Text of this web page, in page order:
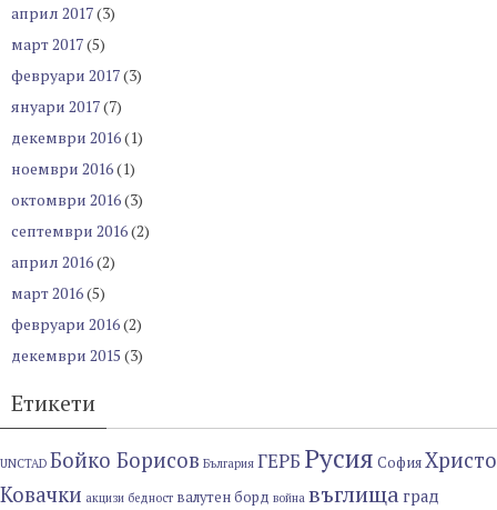
април 2017(3)
март 2017(5)
февруари 2017(3)
януари 2017(7)
декември 2016(1)
ноември 2016(1)
октомври 2016(3)
септември 2016(2)
април 2016(2)
март 2016(5)
февруари 2016(2)
декември 2015 (3)
Етикети
UNCTAD Бойко Борисов България ГЕРБ Русия СофияХристо
Ковачки акцизи бедност валутен борд война въглищаград